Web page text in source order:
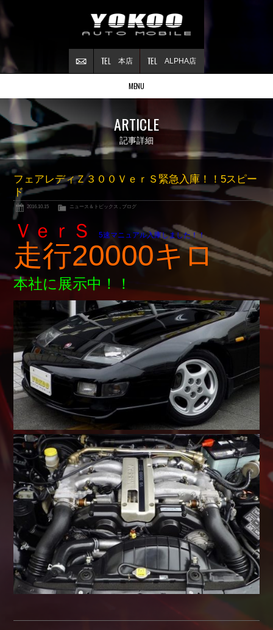
ALPHA店
本店
MENU
Stock list
在庫情報
Contract
ご成約情報
About NSX
NSXについて
Reflesh Plan
整備・修理・ カスタム例
Trade in
買取査定
Blog
Shop info.
Company
ARTICLE
記事詳細
フェアレディＺ３００ＶｅｒＳ緊急入庫！！5スピー
ド
2016.10.15 ニュース＆トピックス , ブログ
ＶｅｒＳ 5速マニュアル入庫しました！！
走行20000キロ
本社に展示中！！